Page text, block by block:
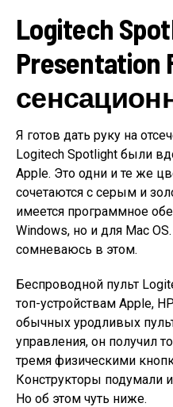
Logitech
Presentation
Я готов дать руку на
Logitech Spotlight были
Apple. Это одни и те же
сочетаются с серым и
имеется программное
Windows, но и для Mac
сомневаюсь в этом.
Беспроводной пульт
топ-устройствам Apple,
обычных уродливых
управления, он получил
тремя физическими
Конструкторы подумали
Но об этом чуть ниже.